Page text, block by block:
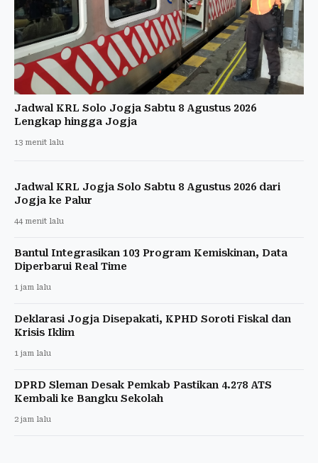
Jadwal KRL Solo Jogja Sabtu 8 Agustus 2026
Lengkap hingga Jogja
13 menit lalu
Jadwal KRL Jogja Solo Sabtu 8 Agustus 2026 dari
Jogja ke Palur
44 menit lalu
Bantul Integrasikan 103 Program Kemiskinan, Data
Diperbarui Real Time
1 jam lalu
Deklarasi Jogja Disepakati, KPHD Soroti Fiskal dan
Krisis Iklim
1 jam lalu
DPRD Sleman Desak Pemkab Pastikan 4.278 ATS
Kembali ke Bangku Sekolah
2 jam lalu